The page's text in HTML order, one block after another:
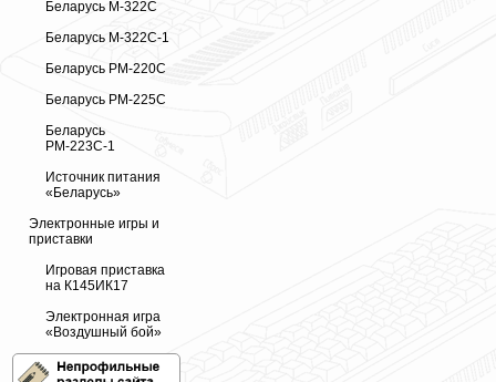
Беларусь М-322С
Беларусь М-322С-1
Беларусь РМ-220С
Беларусь РМ-225С
Беларусь
РМ-223С-1
Источник питания
«Беларусь»
Электронные игры и
приставки
Игровая приставка
на К145ИК17
Электронная игра
«Воздушный бой»